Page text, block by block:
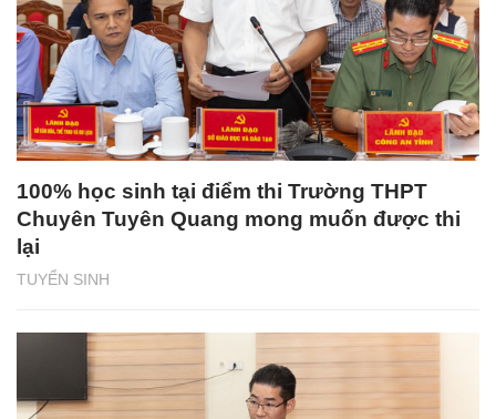
TUYỂN SINH
100% học sinh tại điểm thi Trường THPT
Chuyên Tuyên Quang mong muốn được thi
lại